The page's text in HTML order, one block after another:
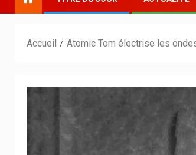
Accueil Atomic Tom électrise les